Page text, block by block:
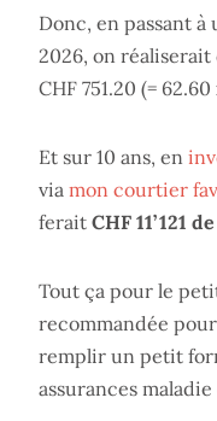
Donc, en passant à
2026, on réaliserait
CHF 751.20 (= 62.60
Et sur 10 ans, en
via mon courtier
ferait CHF 11’ 121
Tout ça pour le
recommandée
remplir un petit
assurances